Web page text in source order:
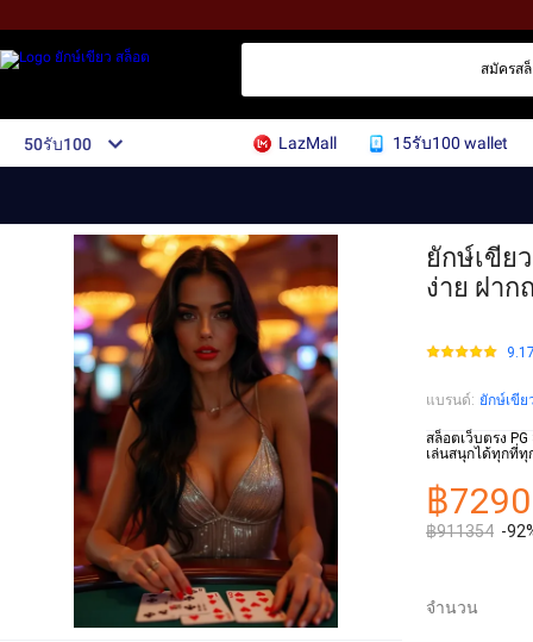
สมัครสล็
50รับ100 LazMall 15รับ100 wallet
ยักษ์เขีย
ง่าย ฝา
แบรนด์: ยักษ์เขีย
สล็อตเว็บตรง
เล่นสนุกได้ทุกที่ทุ
฿
฿911354 -
จำนวน